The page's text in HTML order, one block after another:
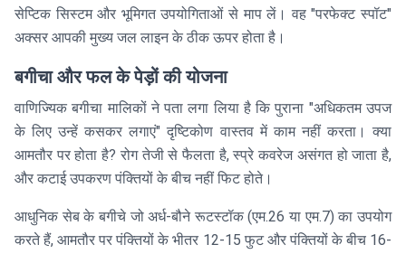
सेप्टिक सिस्टम और भूमिगत उपयोगिताओं से माप लें। वह "परफेक्ट स्पॉट"
अक्सर आपकी मुख्य जल लाइन के ठीक ऊपर होता है।
बगीचा और फल के पेड़ों की योजना
वाणिज्यिक बगीचा मालिकों ने पता लगा लिया है कि पुराना "अधिकतम उपज
के लिए उन्हें कसकर लगाएं" दृष्टिकोण वास्तव में काम नहीं करता। क्या
आमतौर पर होता है? रोग तेजी से फैलता है, स्प्रे कवरेज असंगत हो जाता है,
और कटाई उपकरण पंक्तियों के बीच नहीं फिट होते।
आधुनिक सेब के बगीचे जो अर्ध-बौने रूटस्टॉक (एम.26 या एम.7) का उपयोग
करते हैं, आमतौर पर पंक्तियों के भीतर 12-15 फुट और पंक्तियों के बीच 16-